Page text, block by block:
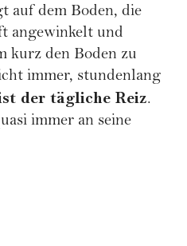
auf dem Boden, die
angewinkelt und
kurz den Boden zu
immer, stundenlang
der tägliche Reiz.
immer an seine